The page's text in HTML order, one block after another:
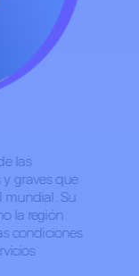
las
graves que
mundial. Su
la región
condiciones